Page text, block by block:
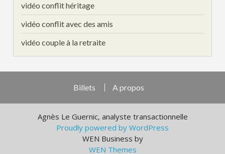
vidéo conflit héritage
vidéo conflit avec des amis
vidéo couple à la retraite
Billets A propos
Agnès Le Guernic, analyste transactionnelle
Proudly powered by WordPress
WEN Business by
WEN Themes